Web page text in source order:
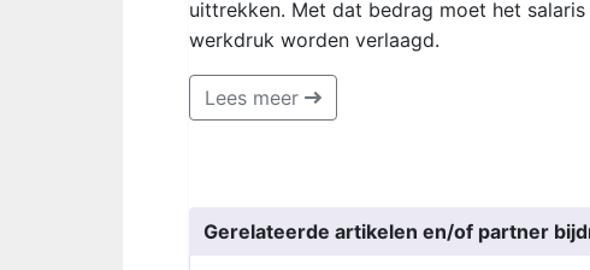
uittrekken. Met dat bedrag moet het
werkdruk worden verlaagd.
Lees meer
Gerelateerde artikelen en/of partner